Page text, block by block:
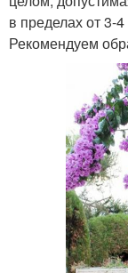
в пределах от 3-
Рекомендуем